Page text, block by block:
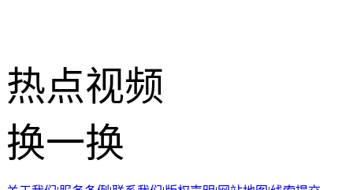
热点视频
换一换